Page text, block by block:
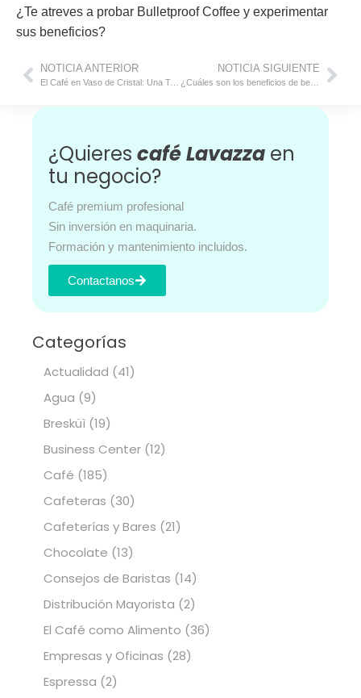
¿Te atreves a probar Bulletproof Coffee y experimentar
sus beneficios?
NOTICIA ANTERIOR
El Café en Vaso de Cristal: Una Tendencia en Crecimiento en la Hostelería
NOTICIA SIGUIENTE
¿Cuáles son los beneficios de beber dos litros de agua al día?
¿Quieres café Lavazza en
tu negocio?
Café premium profesional
Sin inversión en maquinaria.
Formación y mantenimiento incluidos.
Contactanos
Categorías
Actualidad (41)
Agua (9)
Bresküì (19)
Business Center (12)
Café (185)
Cafeteras (30)
Cafeterías y Bares (21)
Chocolate (13)
Consejos de Baristas (14)
Distribución Mayorista (2)
El Café como Alimento (36)
Empresas y Oficinas (28)
Espressa (2)